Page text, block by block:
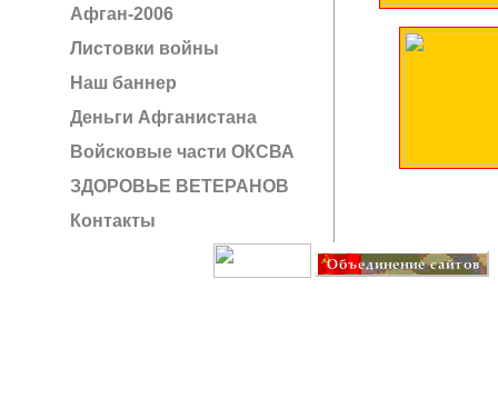
Афган-2006
Листовки войны
Наш баннер
Деньги Афганистана
Войсковые части ОКСВА
ЗДОРОВЬЕ ВЕТЕРАНОВ
Контакты